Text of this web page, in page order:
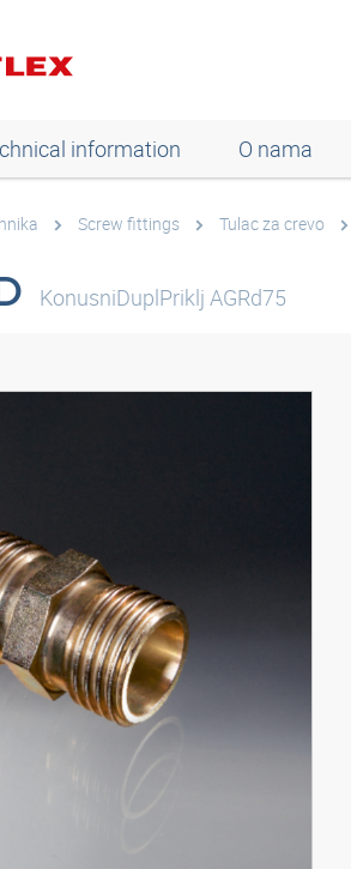
information O nama
Screw fittings Tulac za crevo
KonusniDuplPriklj AGRd75